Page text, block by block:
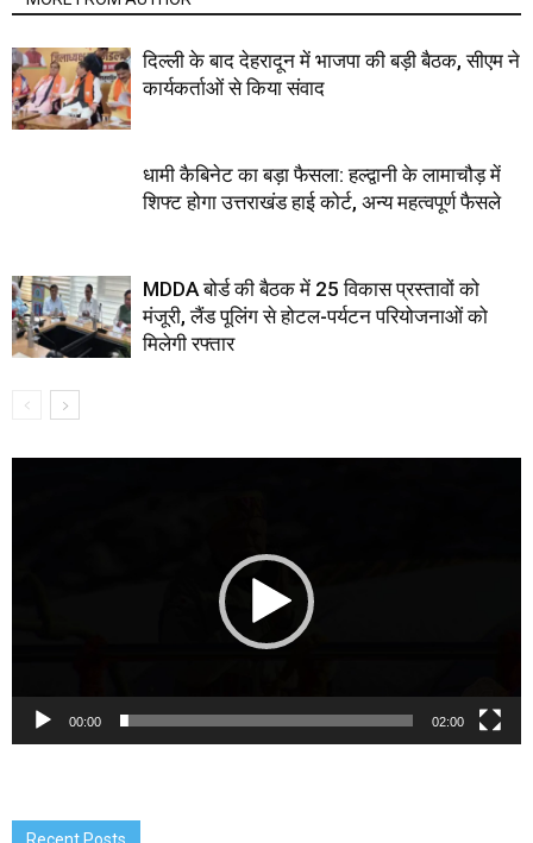
दिल्ली के बाद देहरादून में भाजपा की बड़ी बैठक, सीएम ने
कार्यकर्ताओं से किया संवाद
धामी कैबिनेट का बड़ा फैसला: हल्द्वानी के लामाचौड़ में
शिफ्ट होगा उत्तराखंड हाई कोर्ट, अन्य महत्वपूर्ण फैसले
MDDA बोर्ड की बैठक में 25 विकास प्रस्तावों को
मंजूरी, लैंड पूलिंग से होटल-पर्यटन परियोजनाओं को
मिलेगी रफ्तार
00:00 02:00